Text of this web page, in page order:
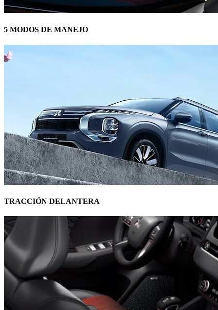
5 MODOS DE MANEJO
TRACCIÓN DELANTERA